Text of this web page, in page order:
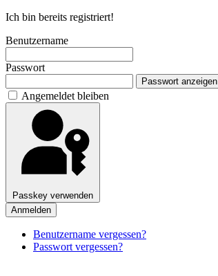
Ich bin bereits registriert!
Benutzername
Passwort
Passwort anzeigen
Angemeldet bleiben
Passkey verwenden
Anmelden
Benutzername vergessen?
Passwort vergessen?